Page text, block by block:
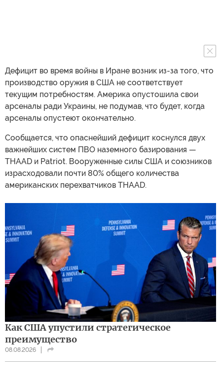
Дефицит во время войны в Иране возник из-за того, что
производство оружия в США не соответствует
текущим потребностям. Америка опустошила свои
арсеналы ради Украины, не подумав, что будет, когда
арсеналы опустеют окончательно.
Сообщается, что опаснейший дефицит коснулся двух
важнейших систем ПВО наземного базирования —
THAAD и Patriot. Вооруженные силы США и союзников
израсходовали почти 80% общего количества
американских перехватчиков THAAD.
Как США упустили стратегическое
преимущество
08.08.2026